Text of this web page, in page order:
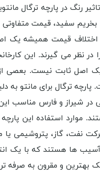
رنگ در پارچه ترگال
بخریم سفید، قیمت
قیمت همیشه یک اصل
در نظر می گیرند. این
یک اصل ثابت نیست.
ترگال برای مانتو
شیراز و فارس مناسب
موارد استفاده این
گاز، پتروشیمی یا
آسیب ها هستند که با یک
بهترین و مقرون به